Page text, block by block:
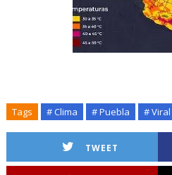
Tags # Clima # Puebla # Viral
TWEET